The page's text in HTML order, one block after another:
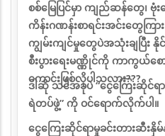
စစ်မြေပြင်မှာ ကျည်ဆန်တွေ၊
ကိန်းဂဏန်းစာရင်းအင်းတွေကြ
ကျွမ်းကျင်မှုတွေပဲအသုံးချပြီး နို
စီးပွားရေးမဏ္ဏိုင်ကို ကာကွယ်စ
ကောင်းဖြစ်လိုပါသလား???
ဒါဆို သင်အခုပဲ “ငွေကြေးဆိုင်ရာ
ရဲတပ်ဖွဲ့” ကို ဝင်ရောက်လိုက်ပါ။
ငွေကြေးဆိုင်ရာမှုခင်းတားဆီးနှိ